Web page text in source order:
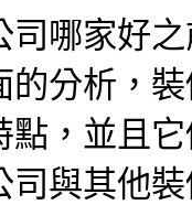
司哪家好
的分析，
點，並且
司與其他